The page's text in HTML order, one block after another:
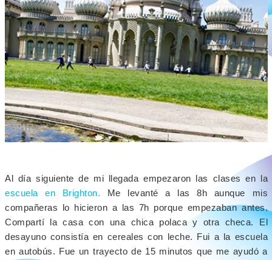
Al día siguiente de mi llegada empezaron las clases en la
escuela en Brighton. Me levanté a las 8h aunque mis
compañeras lo hicieron a las 7h porque empezaban antes.
Compartí la casa con una chica polaca y otra checa. El
desayuno consistía en cereales con leche. Fui a la escuela
en autobús. Fue un trayecto de 15 minutos que me ayudó a